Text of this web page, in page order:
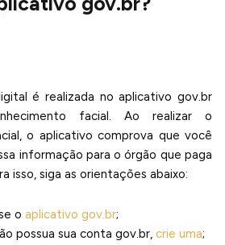
é realizada no aplicativo gov.br
facial. Ao realizar o
o aplicativo comprova que você
informação para o órgão que paga
isso, siga as orientações abaixo:
o aplicativo gov.br;
possua sua conta gov.br, crie uma;